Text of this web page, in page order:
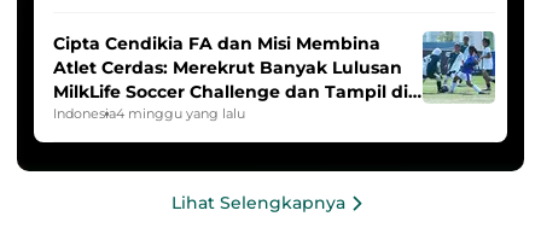
Cipta Cendikia FA dan Misi Membina
Atlet Cerdas: Merekrut Banyak Lulusan
MilkLife Soccer Challenge dan Tampil di
HYDROPLUS Soccer League
Indonesia4 minggu yang lalu
Lihat Selengkapnya